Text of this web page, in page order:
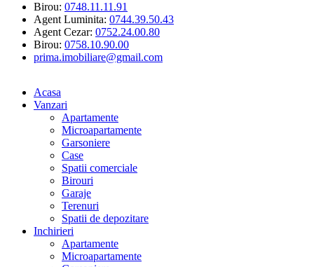
Birou: 0748.11.11.91
Agent Luminita: 0744.39.50.43
Agent Cezar: 0752.24.00.80
Birou: 0758.10.90.00
prima.imobiliare@gmail.com
Acasa
Vanzari
Apartamente
Microapartamente
Garsoniere
Case
Spatii comerciale
Birouri
Garaje
Terenuri
Spatii de depozitare
Inchirieri
Apartamente
Microapartamente